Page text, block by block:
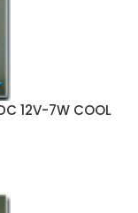
12V-7W COOL